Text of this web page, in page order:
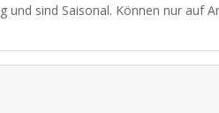
und sind Saisonal. Können nur auf